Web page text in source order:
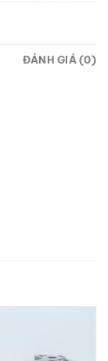
ĐÁNH GIÁ (0)